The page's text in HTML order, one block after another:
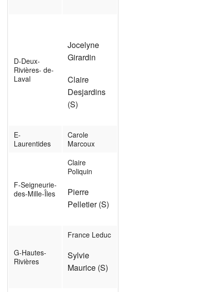
D-Deux-
Rivières- de-
Laval
Jocelyne
Girardin
Claire
Desjardins
(S)
E-
Laurentides
Carole
Marcoux
F-Seigneurie-
des-Mille-Îles
Claire
Poliquin
Pierre
Pelletier (S)
G-Hautes-
Rivières
France Leduc
Sylvie
Maurice (S)